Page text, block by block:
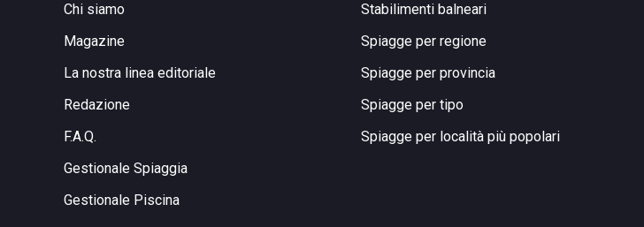
Chi siamo
Magazine
La nostra linea editoriale
Redazione
F.A.Q.
Gestionale Spiaggia
Gestionale Piscina
Stabilimenti balneari
Spiagge per regione
Spiagge per provincia
Spiagge per tipo
Spiagge per località più popolari